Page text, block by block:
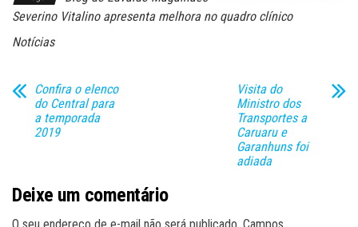
Severino Vitalino apresenta melhora no quadro clínico
Notícias
Confira o elenco
do Central para
a temporada
2019
Visita do
Ministro dos
Transportes a
Caruaru e
Garanhuns foi
adiada
Deixe um comentário